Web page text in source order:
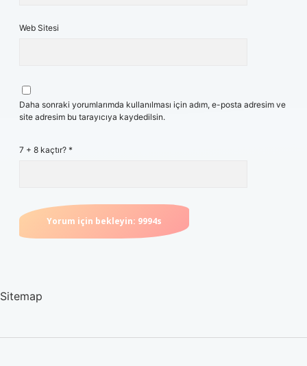
Web Sitesi
Daha sonraki yorumlarımda kullanılması için adım, e-posta adresim ve
site adresim bu tarayıcıya kaydedilsin.
7 + 8 kaçtır? *
Sitemap